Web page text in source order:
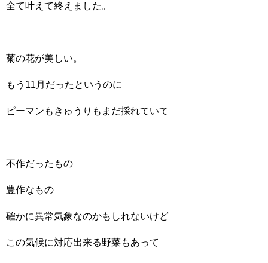
全て叶えて終えました。
菊の花が美しい。
もう11月だったというのに
ピーマンもきゅうりもまだ採れていて
不作だったもの
豊作なもの
確かに異常気象なのかもしれないけど
この気候に対応出来る野菜もあって